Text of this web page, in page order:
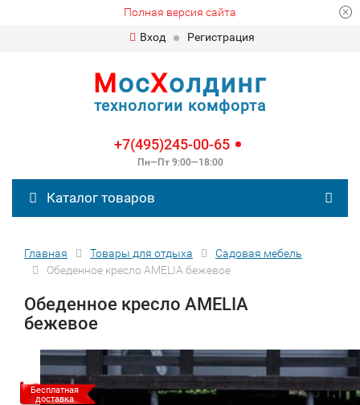
Полная версия сайта
Вход
Регистрация
МосХолдинг
технологии комфорта
+7(495)245-00-65
Пн—Пт 9:00—18:00
Каталог товаров
Главная Товары для отдыха
Садовая мебель
Обеденное кресло AMELIA бежевое
Обеденное кресло AMELIA
бежевое
Бесплатная
доставка